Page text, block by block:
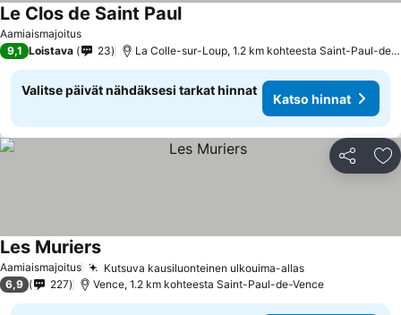
Aamiaismajoitus
Le Clos de Saint PaulKatso hinnat
9,1 Loistava 23 La Colle-sur-Loup, 1.2 km kohteesta Saint-Paul-de-
Valitse päivät nähdäksesi tarkat hinnat
Katso hinnat
Jaa
Aamiaismajoitus Kutsuva kausiluonteinen ulkouima-allasKatso hinnat
Les MuriersKatso hinnat
6,9 227 Vence, 1.2 km kohteesta Saint-Paul-de-Vence